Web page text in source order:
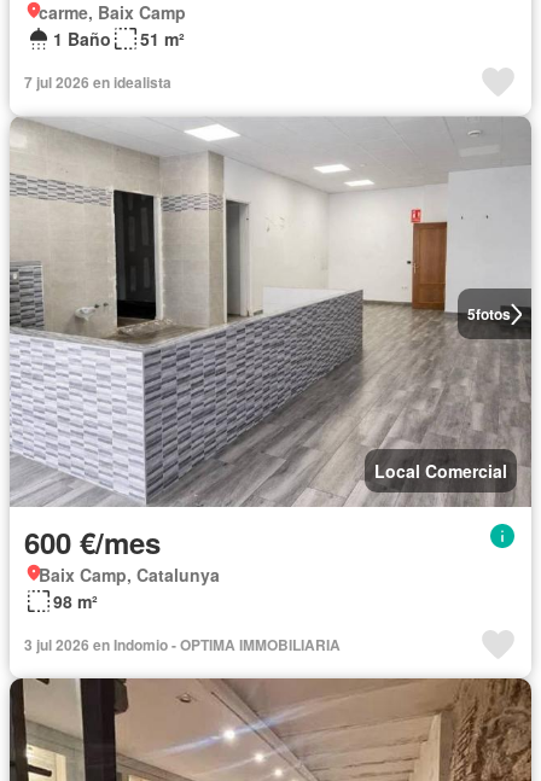
carme, Baix Camp
1 Baño
51 m²
7 jul 2026 en idealista
5fotos
Local Comercial
600 €/mes
Baix Camp, Catalunya
98 m²
3 jul 2026 en Indomio - OPTIMA IMMOBILIARIA